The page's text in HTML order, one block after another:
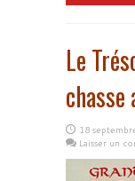
Le
18
Laisser un